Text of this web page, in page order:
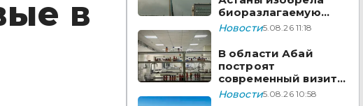
в
биоразлагаемую
бумагу из травы
Новости5.08.26 11:18
В области Абай
построят
современный визит-
центр
Новости5.08.26 10:58